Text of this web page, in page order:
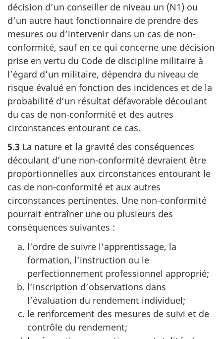
décision d’un conseiller de niveau un (N1) ou
d’un autre haut fonctionnaire de prendre des
mesures ou d’intervenir dans un cas de non-
conformité, sauf en ce qui concerne une décision
prise en vertu du Code de discipline militaire à
l’égard d’un militaire, dépendra du niveau de
risque évalué en fonction des incidences et de la
probabilité d’un résultat défavorable découlant
du cas de non-conformité et des autres
circonstances entourant ce cas.
5.3 La nature et la gravité des conséquences
découlant d’une non-conformité devraient être
proportionnelles aux circonstances entourant le
cas de non-conformité et aux autres
circonstances pertinentes. Une non-conformité
pourrait entraîner une ou plusieurs des
conséquences suivantes :
l’ordre de suivre l’apprentissage, la
formation, l’instruction ou le
perfectionnement professionnel approprié;
l’inscription d’observations dans
l’évaluation du rendement individuel;
le renforcement des mesures de suivi et de
contrôle du rendement;